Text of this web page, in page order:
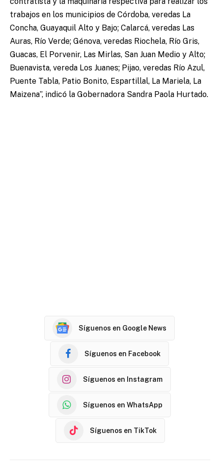
trabajos en los municipios de Córdoba, veredas La
Concha, Guayaquil Alto y Bajo; Calarcá, veredas Las
Auras, Río Verde; Génova, veredas Riochela, Río Gris,
Guacas, El Porvenir, Las Mirlas, San Juan Medio y Alto;
Buenavista, vereda Los Juanes; Pijao, veredas Río Azul,
Puente Tabla, Patio Bonito, Espartillal, La Mariela, La
Maizena”, indicó la Gobernadora Sandra Paola Hurtado.
Síguenos en Google News
Síguenos en Facebook
Síguenos en Instagram
Síguenos en WhatsApp
Síguenos en TikTok